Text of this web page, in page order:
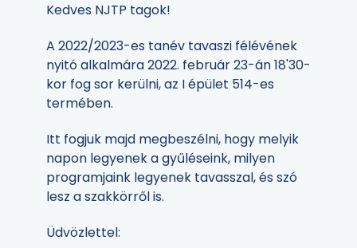
Kedves NJTP tagok!
A 2022/2023-es tanév tavaszi félévének
nyitó alkalmára 2022. február 23-án 18'30-
kor fog sor kerülni, az I épület 514-es
termében.
Itt fogjuk majd megbeszélni, hogy melyik
napon legyenek a gyűléseink, milyen
programjaink legyenek tavasszal, és szó
lesz a szakkörről is.
Üdvözlettel: